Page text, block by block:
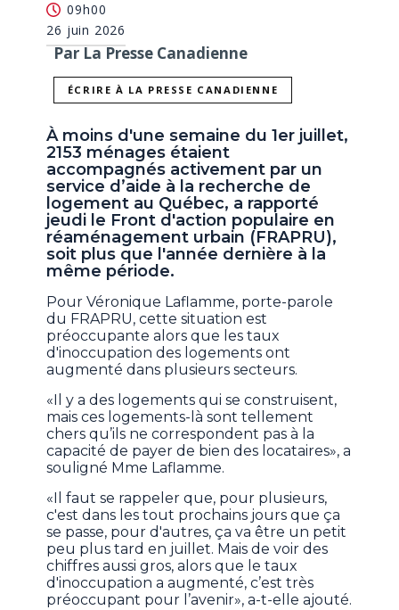
09h00
26 juin 2026
Par La Presse Canadienne
ÉCRIRE À LA PRESSE CANADIENNE
À moins d'une semaine du 1er juillet,
2153 ménages étaient
accompagnés activement par un
service d’aide à la recherche de
logement au Québec, a rapporté
jeudi le Front d'action populaire en
réaménagement urbain (FRAPRU),
soit plus que l'année dernière à la
même période.
Pour Véronique Laflamme, porte-parole
du FRAPRU, cette situation est
préoccupante alors que les taux
d'inoccupation des logements ont
augmenté dans plusieurs secteurs.
«Il y a des logements qui se construisent,
mais ces logements-là sont tellement
chers qu’ils ne correspondent pas à la
capacité de payer de bien des locataires», a
souligné Mme Laflamme.
«Il faut se rappeler que, pour plusieurs,
c'est dans les tout prochains jours que ça
se passe, pour d'autres, ça va être un petit
peu plus tard en juillet. Mais de voir des
chiffres aussi gros, alors que le taux
d'inoccupation a augmenté, c’est très
préoccupant pour l’avenir», a-t-elle ajouté.